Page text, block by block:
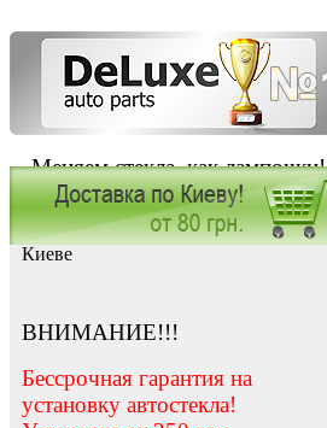
Меняем стекла, как лампочки!
Заказать установку автостекла в
Киеве
ВНИМАНИЕ!!!
Бессрочная гарантия на
установку автостекла!